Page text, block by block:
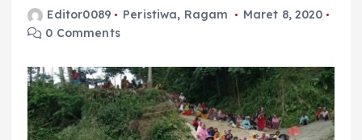
Editor0089 Peristiwa, Ragam
Maret 8, 2020
0 Comments